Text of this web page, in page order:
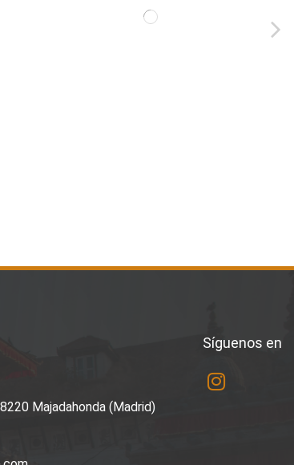
Majadahonda (Madrid)
Síguenos en